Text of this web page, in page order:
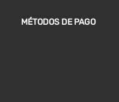
MÉTODOS DE PAGO